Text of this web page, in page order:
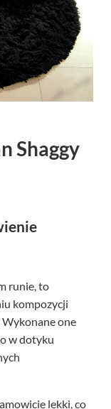
Shaggy
runie, to
kompozycji
Wykonane one
w dotyku
lekki, co